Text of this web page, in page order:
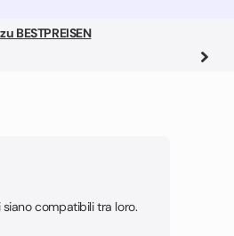
BESTPREISEN
compatibili tra loro.